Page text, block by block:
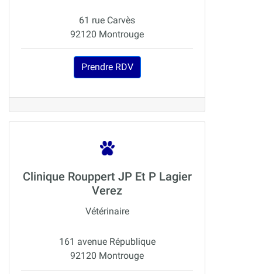
61 rue Carvès
92120 Montrouge
Prendre RDV
Clinique Rouppert JP Et P Lagier
Verez
Vétérinaire
161 avenue République
92120 Montrouge